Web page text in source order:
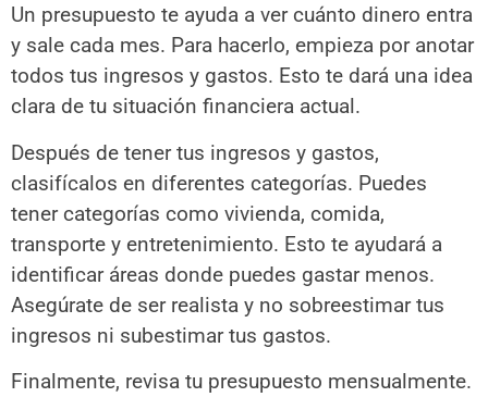
Un presupuesto te ayuda a ver cuánto dinero entra
y sale cada mes. Para hacerlo, empieza por anotar
todos tus ingresos y gastos. Esto te dará una idea
clara de tu situación financiera actual.
Después de tener tus ingresos y gastos,
clasifícalos en diferentes categorías. Puedes
tener categorías como vivienda, comida,
transporte y entretenimiento. Esto te ayudará a
identificar áreas donde puedes gastar menos.
Asegúrate de ser realista y no sobreestimar tus
ingresos ni subestimar tus gastos.
Finalmente, revisa tu presupuesto mensualmente.